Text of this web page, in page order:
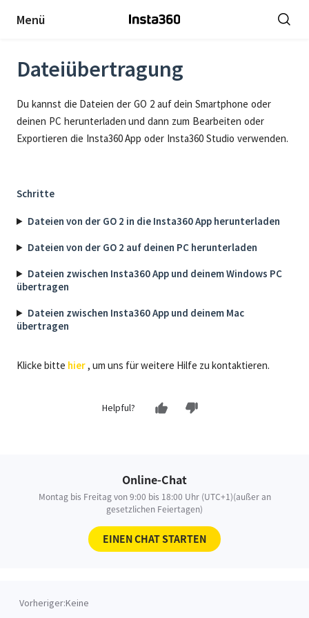
Menü
Dateiübertragung
Du kannst die Dateien der GO 2 auf dein Smartphone oder
deinen PC herunterladen und dann zum Bearbeiten oder
Exportieren die Insta360 App oder Insta360 Studio verwenden.
Schritte
Dateien von der GO 2 in die Insta360 App herunterladen
Dateien von der GO 2 auf deinen PC herunterladen
Dateien zwischen Insta360 App und deinem Windows PC
übertragen
Dateien zwischen Insta360 App und deinem Mac
übertragen
Klicke bitte hier, um uns für weitere Hilfe zu kontaktieren.
Helpful?
Online-Chat
Montag bis Freitag von 9:00 bis 18:00 Uhr (UTC+1)(außer an
gesetzlichen Feiertagen)
EINEN CHAT STARTEN
Vorheriger:Keine